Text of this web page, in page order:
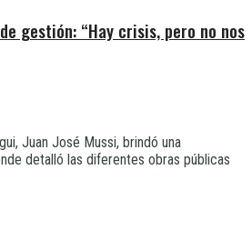
gestión: “Hay crisis, pero no nos
Juan José Mussi, brindó una
detalló las diferentes obras públicas